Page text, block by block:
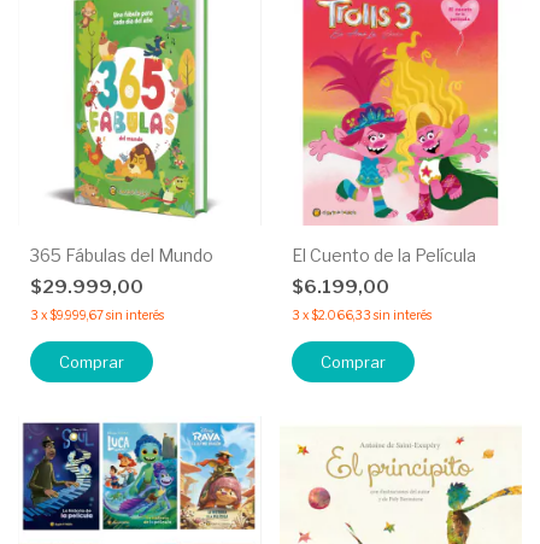
365 Fábulas del Mundo
$29.999,00
3 x$9.999,67sin interés
El Cuento de la Película
$6.199,00
3 x$2.066,33 sin interés
Comprar